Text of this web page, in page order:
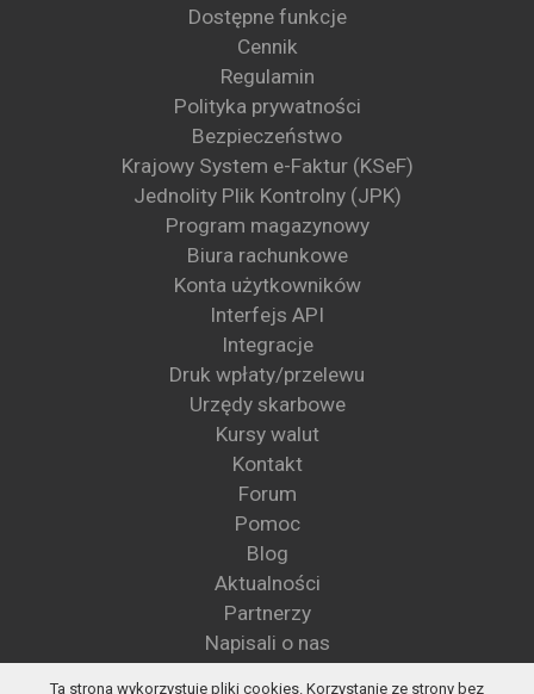
Dostępne funkcje
Cennik
Regulamin
Polityka prywatności
Bezpieczeństwo
Krajowy System e-Faktur (KSeF)
Jednolity Plik Kontrolny (JPK)
Program magazynowy
Biura rachunkowe
Konta użytkowników
Interfejs API
Integracje
Druk wpłaty/przelewu
Urzędy skarbowe
Kursy walut
Kontakt
Forum
Pomoc
Blog
Aktualności
Partnerzy
Napisali o nas
Ta strona wykorzystuje pliki cookies. Korzystanie ze strony bez